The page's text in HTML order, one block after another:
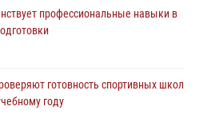
безопасность празднования
Белгорода от немецко -
войск правопорядка почтили
профессиональные навыки в
готовность спортивных школ
году